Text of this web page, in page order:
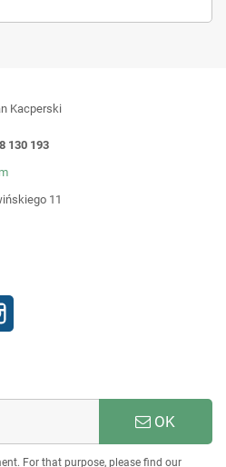
Kacperski
130 193
11
OK
For that purpose, please find our